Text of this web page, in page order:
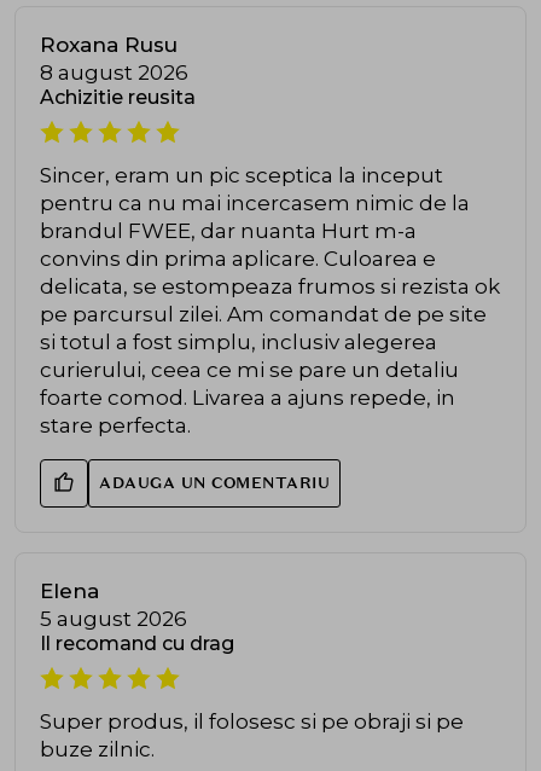
Roxana Rusu
8 august 2026
Achizitie reusita
Sincer, eram un pic sceptica la inceput
pentru ca nu mai incercasem nimic de la
brandul FWEE, dar nuanta Hurt m-a
convins din prima aplicare. Culoarea e
delicata, se estompeaza frumos si rezista ok
pe parcursul zilei. Am comandat de pe site
si totul a fost simplu, inclusiv alegerea
curierului, ceea ce mi se pare un detaliu
foarte comod. Livarea a ajuns repede, in
stare perfecta.
ADAUGA UN COMENTARIU
Elena
5 august 2026
Il recomand cu drag
Super produs, il folosesc si pe obraji si pe
buze zilnic.